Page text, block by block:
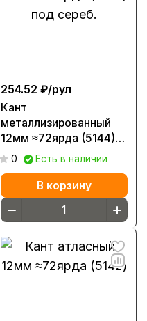
254.52 ₽/рул
Кант
металлизированный
12мм ≈72ярда (5144)
под сереб.
0 Есть в наличии
В корзину